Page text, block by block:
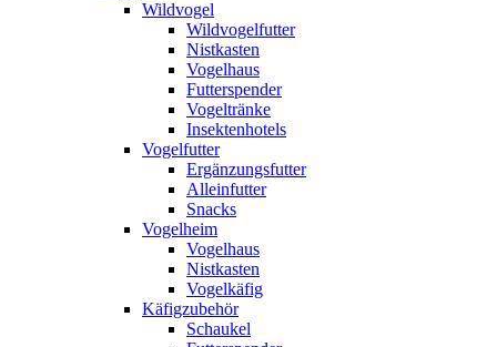
Wildvogel
Wildvogelfutter
Nistkasten
Vogelhaus
Futterspender
Vogeltränke
Insektenhotels
Vogelfutter
Ergänzungsfutter
Alleinfutter
Snacks
Vogelheim
Vogelhaus
Nistkasten
Vogelkäfig
Käfigzubehör
Schaukel